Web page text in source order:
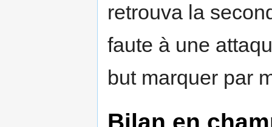
retrouva la
faute à une
but marquer par